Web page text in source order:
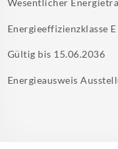
Wesentlicher
Energieeffizienzklasse E
Gültig bis 15.06.2036
Energieausweis